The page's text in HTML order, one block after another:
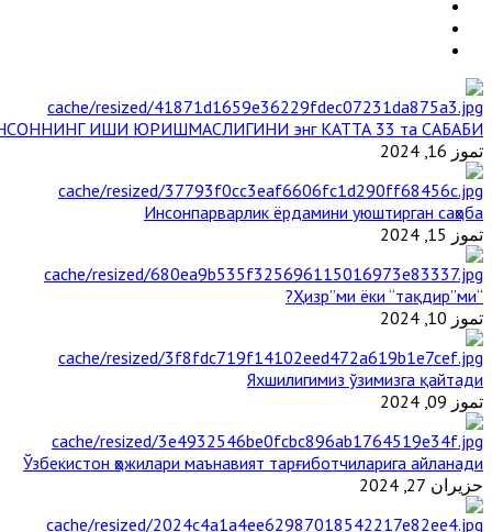
ИШИ ЮРИШМАСЛИГИНИ энг КАТТА 33 та САБАБИ
تموز 16, 2024
Инсонпарварлик ёрдамини уюштирган саҳоба
تموز 15, 2024
“Ҳизр”ми ёки “тақдир”ми?
تموز 10, 2024
Яхшилигимиз ўзимизга қайтади
تموز 09, 2024
Ўзбекистон ҳожилари маънавият тарғиботчиларига айланади
حزيران 27, 2024